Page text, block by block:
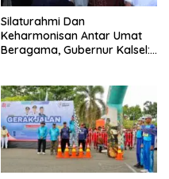
Silaturahmi Dan
Keharmonisan Antar Umat
Beragama, Gubernur Kalsel: